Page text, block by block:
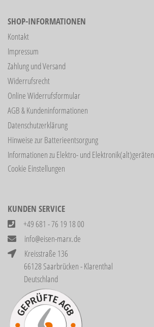
SHOP-INFORMATIONEN
Kontakt
Impressum
Zahlung und Versand
Widerrufsrecht
Online Widerrufsformular
AGB & Kundeninformationen
Datenschutzerklärung
Hinweise zur Batterieentsorgung
Informationen zu Elektro- und Elektronik(alt)geräten
Cookie Einstellungen
KUNDEN SERVICE
+49 681 - 76 19 18 00
info@eisen-marx.de
Kreisstraße 136
66128 Saarbrücken - Klarenthal
Deutschland